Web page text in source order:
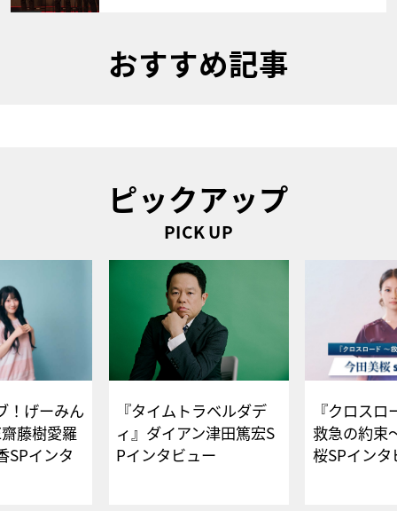
おすすめ記事
ピックアップ
PICK UP
！げーみん
藤樹愛羅
SPインタ
『タイムトラベルダデ
ィ』ダイアン津田篤宏S
Pインタビュー
『クロス
救急の約束
桜SPイ